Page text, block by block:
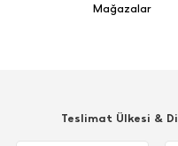
Mağazalar
Teslimat Ülkesi &